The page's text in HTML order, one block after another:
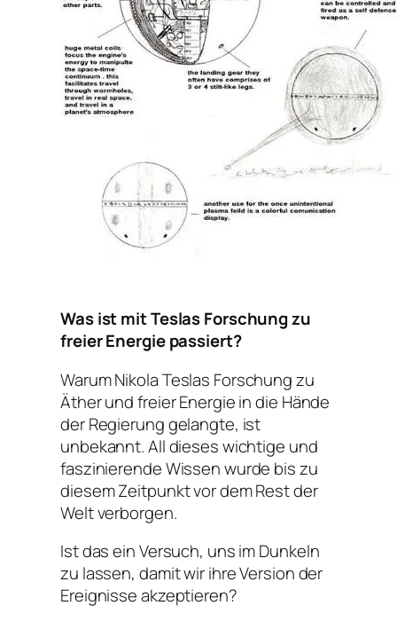
Was ist mit Teslas Forschung zu
freier Energie passiert?
Warum Nikola Teslas Forschung zu
Äther und freier Energie in die Hände
der Regierung gelangte, ist
unbekannt. All dieses wichtige und
faszinierende Wissen wurde bis zu
diesem Zeitpunkt vor dem Rest der
Welt verborgen.
Ist das ein Versuch, uns im Dunkeln
zu lassen, damit wir ihre Version der
Ereignisse akzeptieren?